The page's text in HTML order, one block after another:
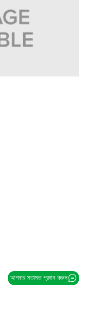
আপনার মতামত প্রদান করুন